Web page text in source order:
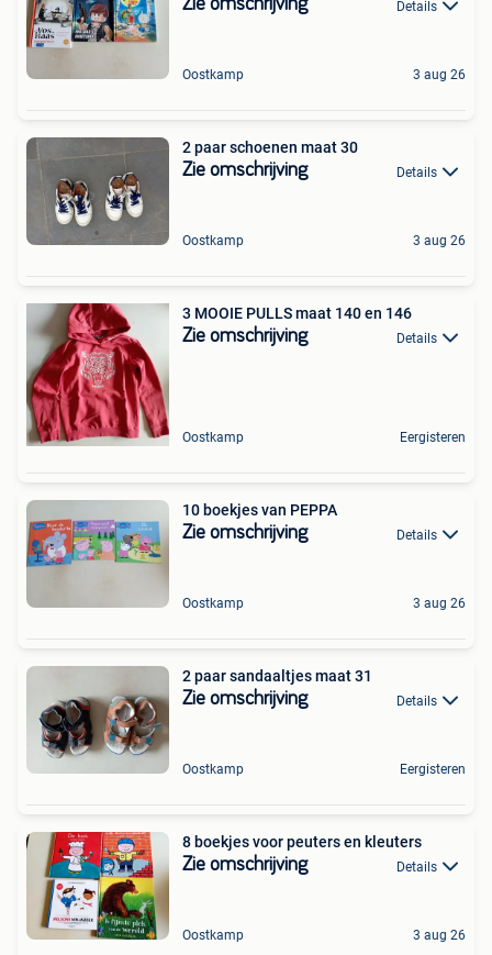
Zie omschrijving Details
Oostkamp 3 aug 26
2 paar schoenen maat 30
Zie omschrijving Details
Oostkamp 3 aug 26
3 MOOIE PULLS maat 140 en 146
Zie omschrijving Details
Oostkamp Eergisteren
10 boekjes van PEPPA
Zie omschrijving Details
Oostkamp 3 aug 26
2 paar sandaaltjes maat 31
Zie omschrijving Details
Oostkamp Eergisteren
8 boekjes voor peuters en kleuters
Zie omschrijving Details
Oostkamp 3 aug 26